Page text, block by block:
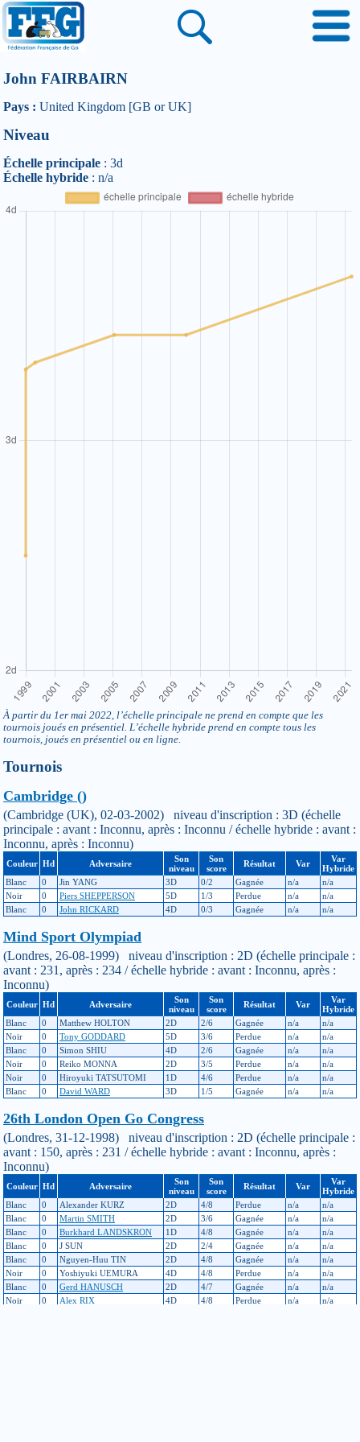
John FAIRBAIRN
Pays : United Kingdom [GB or UK]
Niveau
Échelle principale : 3d
Échelle hybride : n/a
À partir du 1er mai 2022, l’échelle principale ne prend en compte que les
tournois joués en présentiel. L’échelle hybride prend en compte tous les
tournois, joués en présentiel ou en ligne.
Tournois
Cambridge ()
(Cambridge (UK), 02-03-2002) niveau d'inscription : 3D (échelle
principale : avant : Inconnu, après : Inconnu / échelle hybride : avant :
Inconnu, après : Inconnu)
Couleur Hd Adversaire
Son
niveau
Son
score
Résultat Var
Var
Hybride
Blanc
0 Jin YANG 3D 0/2 Gagnée n/a
n/a
Noir
0 Piers SHEPPERSON 5D 1/3 Perdue n/a
n/a
Blanc
0 John RICKARD 4D 0/3 Gagnée n/a n/a
Mind Sport Olympiad
(Londres, 26-08-1999) niveau d'inscription : 2D (échelle principale :
avant : 231, après : 234 / échelle hybride : avant : Inconnu, après :
Inconnu)
Couleur Hd Adversaire
Son
niveau
Son
score
Résultat Var
Var
Hybride
Blanc
0 Matthew HOLTON 2D 2/6 Gagnée n/a
n/a
Noir
0 Tony GODDARD 5D 3/6 Perdue n/a
n/a
Blanc
0 Simon SHIU 4D 2/6 Gagnée n/a
n/a
Noir
0 Reiko MONNA 2D 3/5 Perdue n/a
n/a
Noir
0 Hiroyuki TATSUTOMI 1D 4/6 Perdue n/a
n/a
Blanc
0 David WARD 3D 1/5 Gagnée n/a n/a
26th London Open Go Congress
(Londres, 31-12-1998) niveau d'inscription : 2D (échelle principale :
avant : 150, après : 231 / échelle hybride : avant : Inconnu, après :
Inconnu)
Couleur Hd Adversaire
Son
niveau
Son
score
Résultat Var
Var
Hybride
Blanc
0 Alexander KURZ 2D 4/8 Perdue n/a
n/a
Blanc
0 Martin SMITH 2D 3/6 Gagnée n/a
n/a
Blanc
0 Burkhard LANDSKRON 1D 4/8 Gagnée n/a
n/a
Blanc
0 J SUN 2D 2/4 Gagnée n/a
n/a
Blanc
0 Nguyen-Huu TIN 2D 4/8 Gagnée n/a
n/a
Noir
0 Yoshiyuki UEMURA 4D 4/8 Perdue n/a
n/a
Blanc
0 Gerd HANUSCH 2D 4/7 Gagnée n/a
n/a
Noir
0 Alex RIX 4D 4/8 Perdue n/a n/a